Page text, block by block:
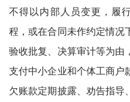
不得以内部人员变更，履
程，或在合同未作约定情况
验收批复、决算审计等为由
支付中小企业和个体工商户
欠账款定期披露、劝告指导